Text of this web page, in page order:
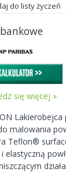
do listy życzeń
się więcej »
malowania
Teflon®
i elastyczną